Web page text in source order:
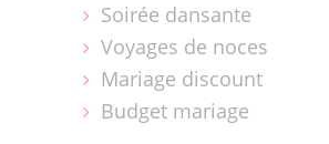
Soirée dansante
Voyages de noces
Mariage discount
Budget mariage